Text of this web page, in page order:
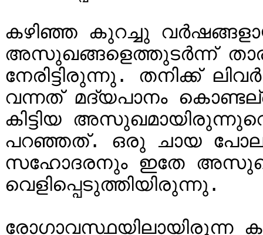
കഴിഞ്ഞ കുറച്ചു
അസുഖങ്ങളെത്തുടർന്ന്
നേരിട്ടിരുന്നു. തനിക്ക്
വന്നത് മദ്യപാനം
കിട്ടിയ
പറഞ്ഞത്. ഒരു ചായ പോലും
സഹോദരനും ഇതേ
വെളിപ്പെടുത്തിയിരുന്നു.
രോഗാവസ്ഥയിലായിരുന്ന